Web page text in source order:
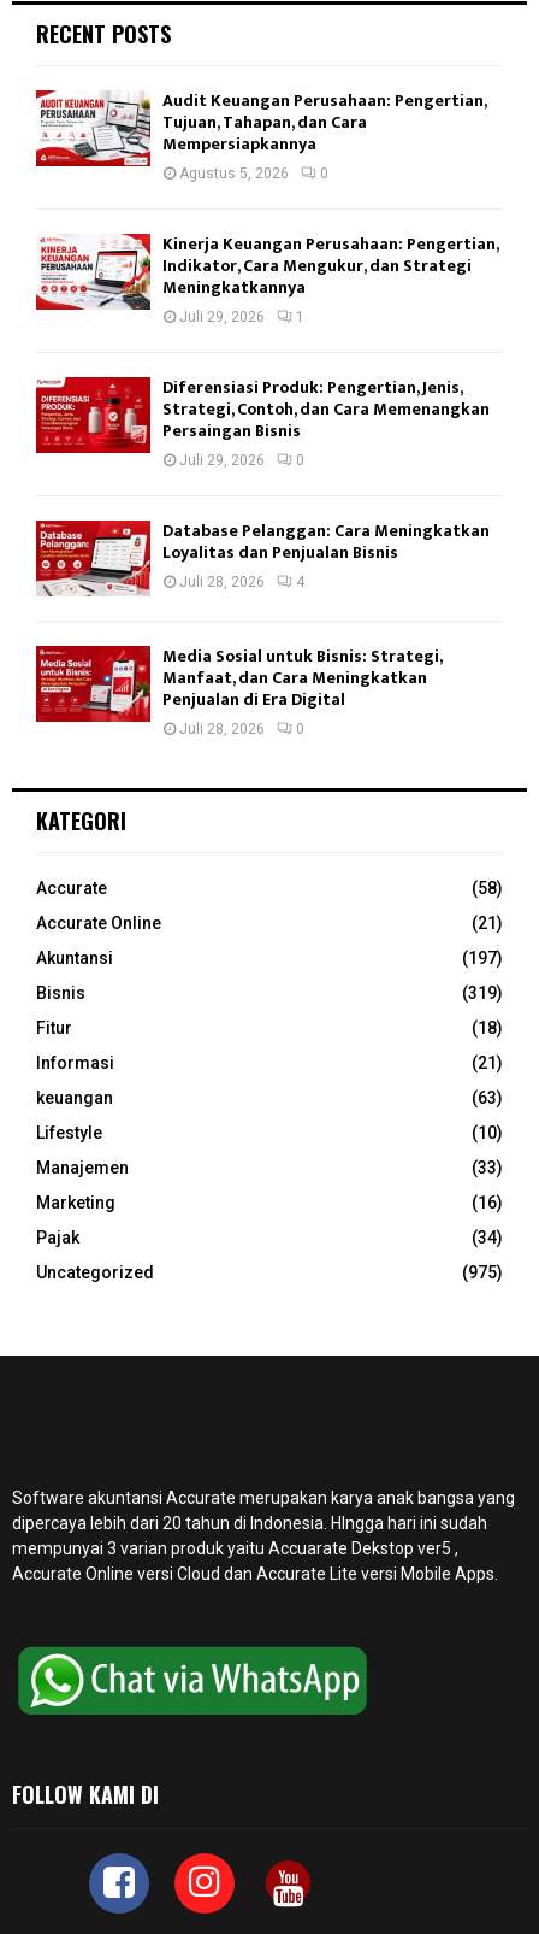
RECENT POSTS
Audit Keuangan Perusahaan: Pengertian,
Tujuan, Tahapan, dan Cara
Mempersiapkannya
Agustus 5, 2026 0
Kinerja Keuangan Perusahaan: Pengertian,
Indikator, Cara Mengukur, dan Strategi
Meningkatkannya
Juli 29, 2026 1
Diferensiasi Produk: Pengertian, Jenis,
Strategi, Contoh, dan Cara Memenangkan
Persaingan Bisnis
Juli 29, 2026 0
Database Pelanggan: Cara Meningkatkan
Loyalitas dan Penjualan Bisnis
Juli 28, 2026 4
Media Sosial untuk Bisnis: Strategi,
Manfaat, dan Cara Meningkatkan
Penjualan di Era Digital
Juli 28, 2026 0
KATEGORI
Accurate
(58)
Accurate Online
(21)
Akuntansi
(197)
Bisnis
(319)
Fitur
(18)
Informasi
(21)
keuangan
(63)
Lifestyle
(10)
Manajemen
(33)
Marketing
(16)
Pajak
(34)
Uncategorized
(975)
Software akuntansi Accurate merupakan karya anak bangsa yang
dipercaya lebih dari 20 tahun di Indonesia. HIngga hari ini sudah
mempunyai 3 varian produk yaitu Accuarate Dekstop ver5 ,
Accurate Online versi Cloud dan Accurate Lite versi Mobile Apps.
FOLLOW KAMI DI